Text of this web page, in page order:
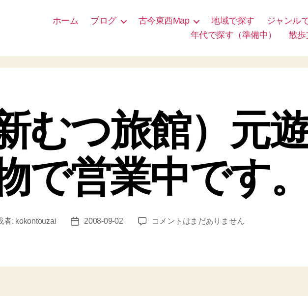
ホーム ブログ 古今東西Map 地域で探す
ジャンル
年代で探す（準備中）
散歩
むつ旅館）元
で営業中です。
者: kokontouzai
投
2008-09-02
八
つ
コメントはまだありません